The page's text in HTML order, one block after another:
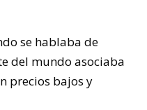
se hablaba de
del mundo asociaba
precios bajos y